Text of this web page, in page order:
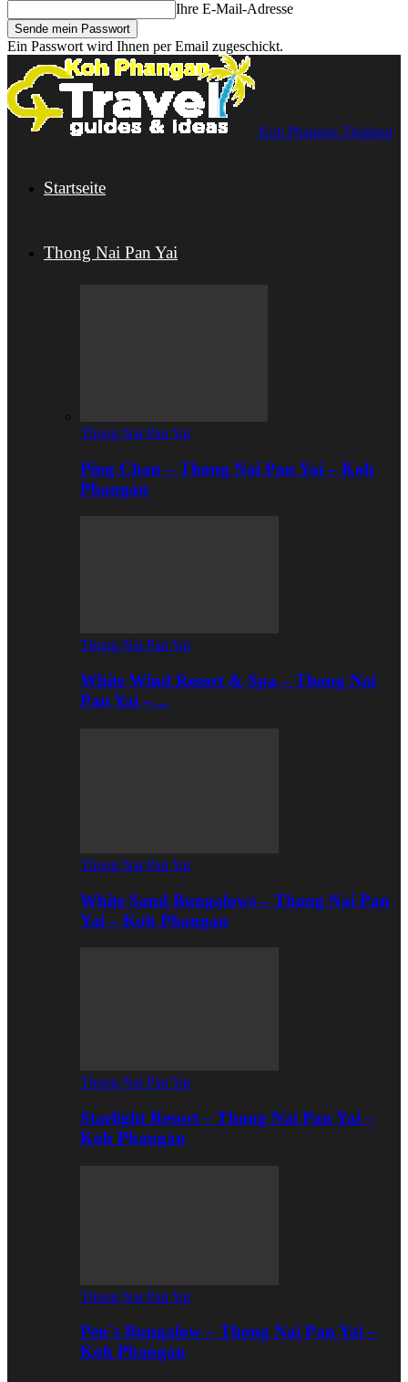
Ihre E-Mail-Adresse
Ein Passwort wird Ihnen per Email zugeschickt.
Koh Phangan Thailand
Startseite
Thong Nai Pan Yai
Thong Nai Pan Yai
Ping Chan – Thong Nai Pan Yai – Koh
Phangan
Thong Nai Pan Yai
White Wind Resort & Spa – Thong Nai
Pan Yai –…
Thong Nai Pan Yai
White Sand Bungalows – Thong Nai Pan
Yai – Koh Phangan
Thong Nai Pan Yai
Starlight Resort – Thong Nai Pan Yai –
Koh Phangan
Thong Nai Pan Yai
Pen`s Bungalow – Thong Nai Pan Yai –
Koh Phangan